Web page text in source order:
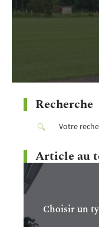
Recherche
Article au
Choisir un